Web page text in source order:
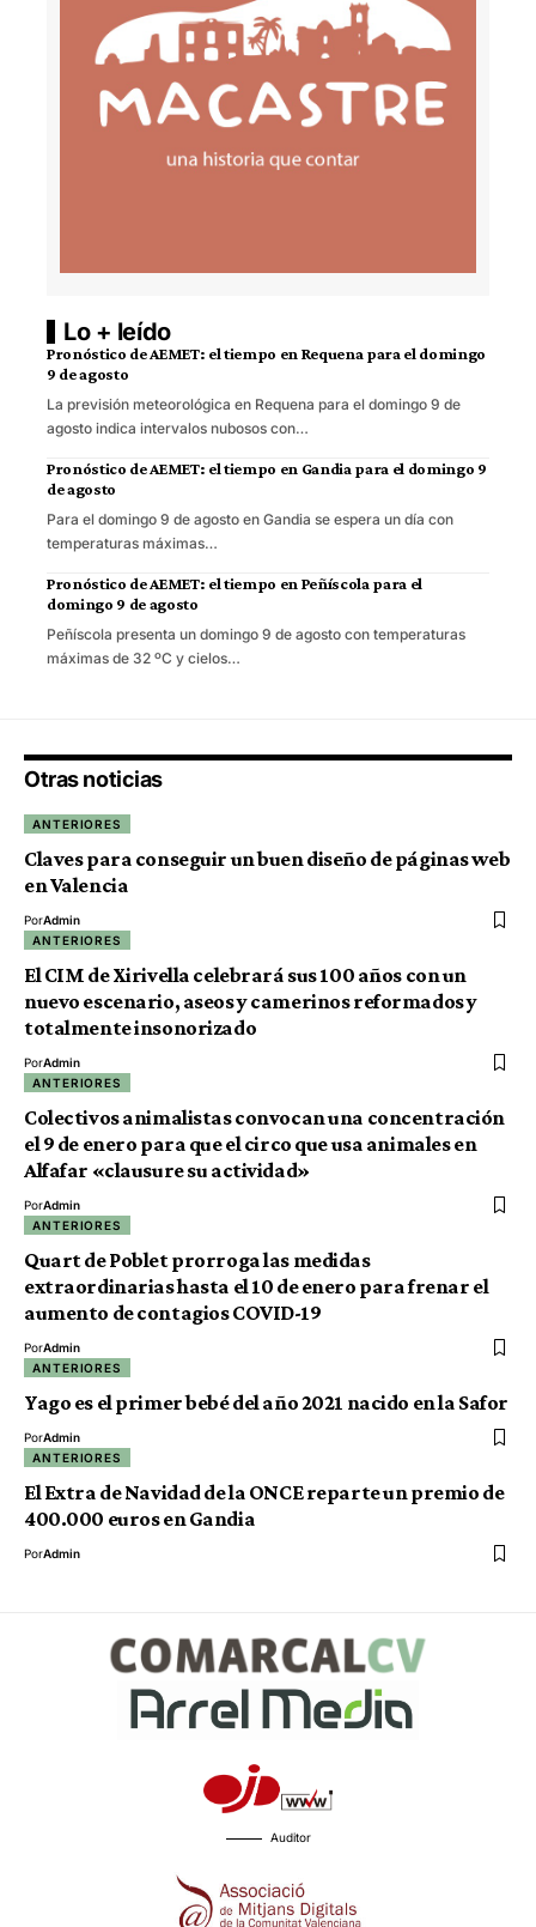
Lo + leído
Pronóstico de AEMET: el tiempo en Requena para el domingo
9 de agosto
La previsión meteorológica en Requena para el domingo 9 de
agosto indica intervalos nubosos con…
Pronóstico de AEMET: el tiempo en Gandia para el domingo 9
de agosto
Para el domingo 9 de agosto en Gandia se espera un día con
temperaturas máximas…
Pronóstico de AEMET: el tiempo en Peñíscola para el
domingo 9 de agosto
Peñíscola presenta un domingo 9 de agosto con temperaturas
máximas de 32 ºC y cielos…
Otras noticias
ANTERIORES
Claves para conseguir un buen diseño de páginas web
en Valencia
PorAdmin
ANTERIORES
El CIM de Xirivella celebrará sus 100 años con un
nuevo escenario, aseos y camerinos reformados y
totalmente insonorizado
PorAdmin
ANTERIORES
Colectivos animalistas convocan una concentración
el 9 de enero para que el circo que usa animales en
Alfafar «clausure su actividad»
PorAdmin
ANTERIORES
Quart de Poblet prorroga las medidas
extraordinarias hasta el 10 de enero para frenar el
aumento de contagios COVID-19
PorAdmin
ANTERIORES
Yago es el primer bebé del año 2021 nacido en la Safor
PorAdmin
ANTERIORES
El Extra de Navidad de la ONCE reparte un premio de
400.000 euros en Gandia
PorAdmin
Auditor